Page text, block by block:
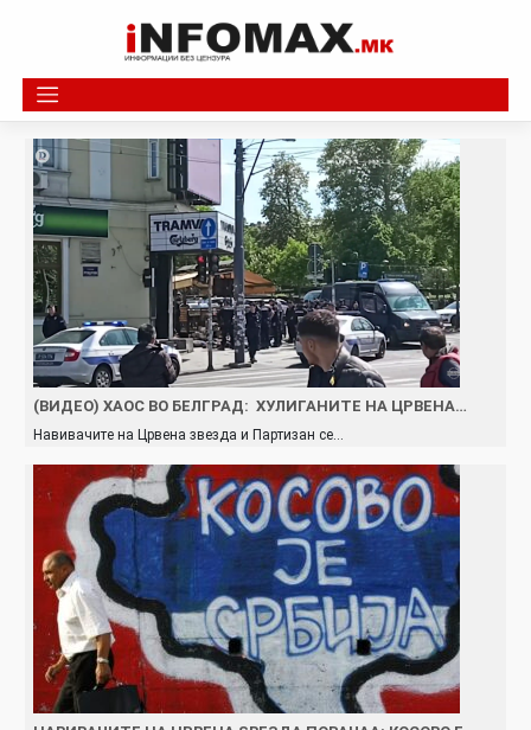
(ВИДЕО) ХАОС ВО БЕЛГРАД: ХУЛИГАНИТЕ НА ЦРВЕНА…
Навивачите на Црвена звезда и Партизан се…